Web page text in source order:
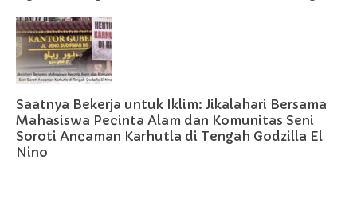
Saatnya Bekerja untuk Iklim: Jikalahari Bersama
Mahasiswa Pecinta Alam dan Komunitas Seni
Soroti Ancaman Karhutla di Tengah Godzilla El
Nino